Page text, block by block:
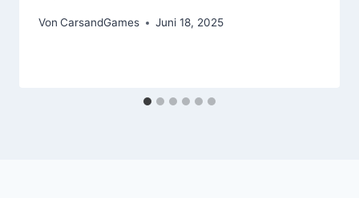
Von CarsandGames Juni 18, 2025